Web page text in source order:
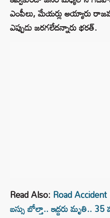
ఎంపీలు, మేయర్లు అయ్యారు
ఎప్పుడు జరగలేదన్నారు భరత్.
Read Also: Road
బస్సు బోల్తా.. ఇద్దరు మృతి..